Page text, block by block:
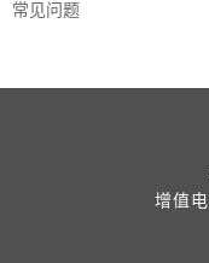
常见问题
增值